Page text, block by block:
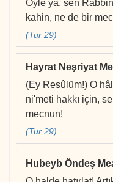
Öyle ya, sen
kahin, ne de bir
(Tur 29)
Hayrat Neşriyat
(Ey Resûlüm!) O
ni'meti hakkı için,
mecnun!
(Tur 29)
Hubeyb Öndeş